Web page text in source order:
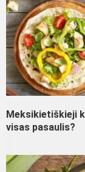
Meksikietiškieji
visas pasaulis?